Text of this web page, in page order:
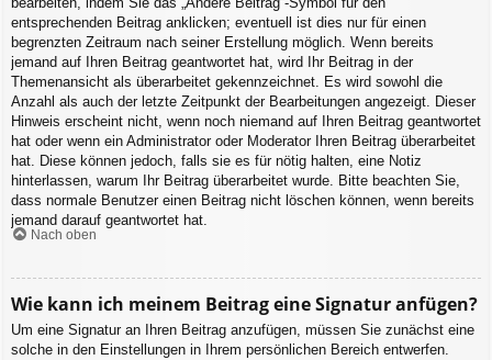
entsprechenden Beitrag anklicken; eventuell ist dies nur für einen
begrenzten Zeitraum nach seiner Erstellung möglich. Wenn bereits
jemand auf Ihren Beitrag geantwortet hat, wird Ihr Beitrag in der
Themenansicht als überarbeitet gekennzeichnet. Es wird sowohl die
Anzahl als auch der letzte Zeitpunkt der Bearbeitungen angezeigt. Dieser
Hinweis erscheint nicht, wenn noch niemand auf Ihren Beitrag geantwortet
hat oder wenn ein Administrator oder Moderator Ihren Beitrag überarbeitet
hat. Diese können jedoch, falls sie es für nötig halten, eine Notiz
hinterlassen, warum Ihr Beitrag überarbeitet wurde. Bitte beachten Sie,
dass normale Benutzer einen Beitrag nicht löschen können, wenn bereits
jemand darauf geantwortet hat.
Nach oben
Wie kann ich meinem Beitrag eine Signatur anfügen?
Um eine Signatur an Ihren Beitrag anzufügen, müssen Sie zunächst eine
solche in den Einstellungen in Ihrem persönlichen Bereich entwerfen.